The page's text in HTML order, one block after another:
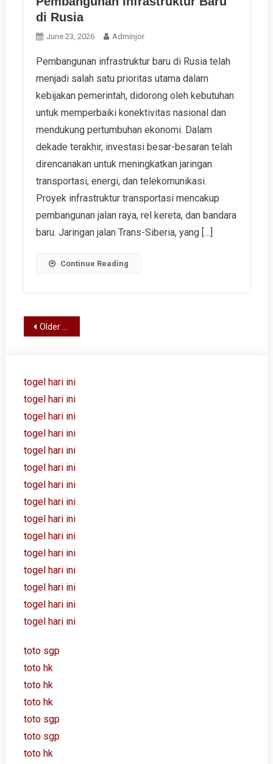
di Rusia
June 23, 2026 Adminjor
Pembangunan infrastruktur baru di Rusia telah
menjadi salah satu prioritas utama dalam
kebijakan pemerintah, didorong oleh kebutuhan
untuk memperbaiki konektivitas nasional dan
mendukung pertumbuhan ekonomi. Dalam
dekade terakhir, investasi besar-besaran telah
direncanakan untuk meningkatkan jaringan
transportasi, energi, dan telekomunikasi.
Proyek infrastruktur transportasi mencakup
pembangunan jalan raya, rel kereta, dan bandara
baru. Jaringan jalan Trans-Siberia, yang […]
Continue Reading
Posts
Older posts
togel hari ini
togel hari ini
togel hari ini
togel hari ini
togel hari ini
togel hari ini
togel hari ini
togel hari ini
togel hari ini
togel hari ini
togel hari ini
togel hari ini
togel hari ini
togel hari ini
togel hari ini
toto sgp
toto hk
toto hk
toto hk
toto sgp
toto sgp
toto hk